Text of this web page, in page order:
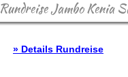
Rundreise Jambo Kenia
» Details Rundreise